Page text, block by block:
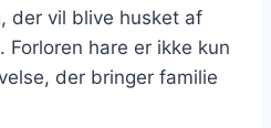
der vil blive husket af
hare er ikke kun
der bringer familie